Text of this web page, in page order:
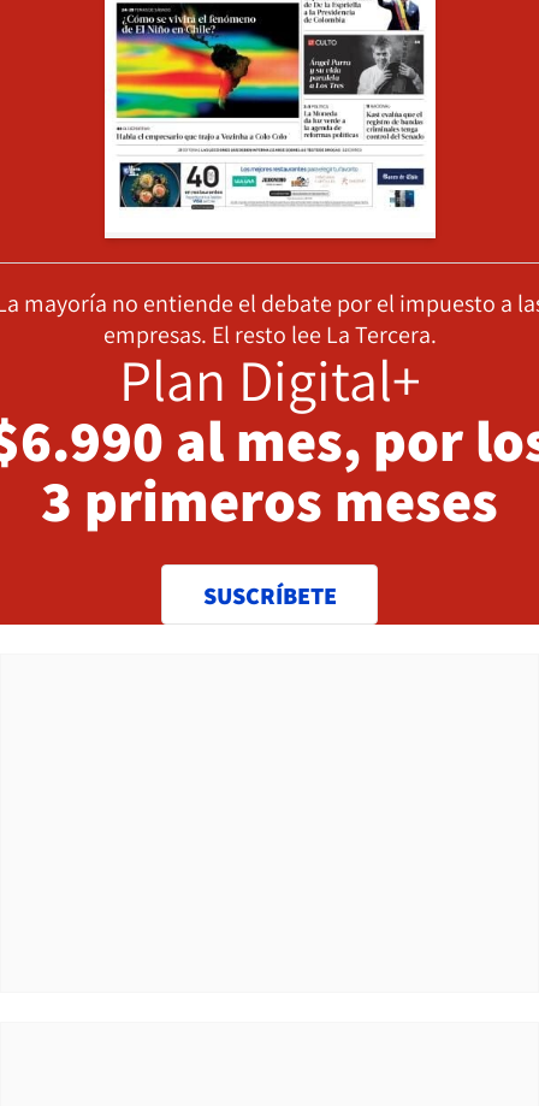
mayoría no entiende el debate por el impuesto a
empresas. El resto lee La Tercera.
Plan Digital+
al mes, por
3 primeros meses
SUSCRÍBETE